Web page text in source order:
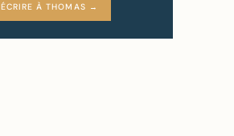
ÉCRIRE À THOMAS →